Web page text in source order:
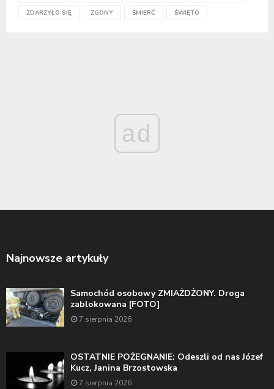
ZDARZYŁO SIĘ ZGONY ŚMIERĆ ŚWIĘTO
ad
Najnowsze artykuły
Samochód osobowy ZMIAŻDŻONY. Droga
zablokowana [FOTO]
7 sierpnia 2026
OSTATNIE POŻEGNANIE: Odeszli od nas Józef
Kucz, Janina Brzostowska
7 sierpnia 2026